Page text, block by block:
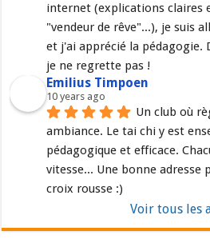
internet (explications claires
"vendeur de rêve"...), je suis
et j'ai apprécié la pédagogie.
je ne regrette pas !
Emilius Timpoen
10 years ago
Un club où
ambiance. Le tai chi y est
pédagogique et efficace.
vitesse... Une bonne adresse
croix rousse :)
Voir tous les